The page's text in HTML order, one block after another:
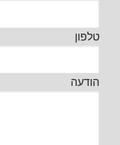
טלפון
הודעה